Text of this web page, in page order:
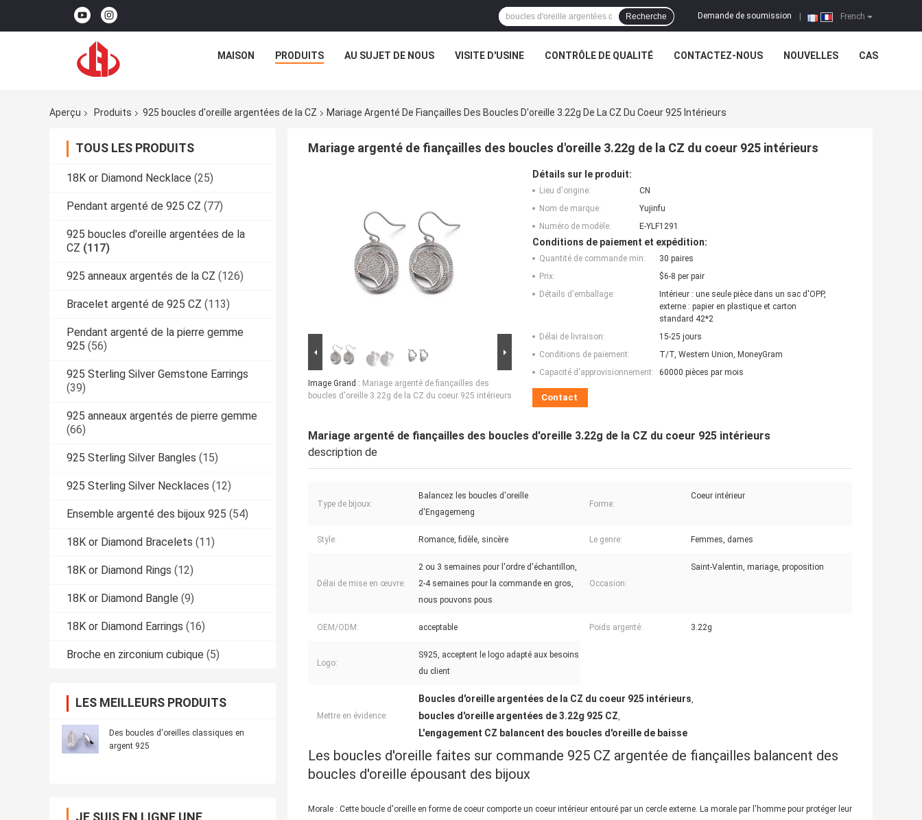
French
Demande de soumission
Recherche
MAISON PRODUITS AU SUJET DE NOUS VISITE D'USINE CONTRÔLE DE QUALITÉ CONTACTEZ-NOUS NOUVELLES CAS
Aperçu Produits 925 boucles d'oreille argentées de la CZ Mariage Argenté De Fiançailles Des Boucles D'oreille 3.22g De La CZ Du Coeur 925 Intérieurs
TOUS LES PRODUITS
18K or Diamond Necklace (25)
Pendant argenté de 925 CZ (77)
925 boucles d'oreille argentées de la
CZ (117)
925 anneaux argentés de la CZ (126)
Bracelet argenté de 925 CZ (113)
Pendant argenté de la pierre gemme
925 (56)
925 Sterling Silver Gemstone Earrings
(39)
925 anneaux argentés de pierre gemme
(66)
925 Sterling Silver Bangles (15)
925 Sterling Silver Necklaces (12)
Ensemble argenté des bijoux 925 (54)
18K or Diamond Bracelets (11)
18K or Diamond Rings (12)
18K or Diamond Bangle (9)
18K or Diamond Earrings (16)
Broche en zirconium cubique (5)
LES MEILLEURS PRODUITS
Des boucles d'oreilles classiques en
argent 925
JE SUIS EN LIGNE UNE
Mariage argenté de fiançailles des boucles d'oreille 3.22g de la CZ du coeur 925 intérieurs
Image Grand : Mariage argenté de fiançailles des
boucles d'oreille 3.22g de la CZ du coeur 925 intérieurs
Détails sur le produit:
Lieu d'origine:
CN
Nom de marque:
Yujinfu
Numéro de modèle:
E-YLF1291
Conditions de paiement et expédition:
Quantité de commande min:
30 paires
Prix:
$6-8 per pair
Détails d'emballage:
Intérieur : une seule pièce dans un sac d'OPP,
externe : papier en plastique et carton
standard 42*2
Délai de livraison:
15-25 jours
Conditions de paiement:
T/T, Western Union, MoneyGram
Capacité d'approvisionnement:
60000 pièces par mois
Contact
Mariage argenté de fiançailles des boucles d'oreille 3.22g de la CZ du coeur 925 intérieurs
description de
Type de bijoux:
Balancez les boucles d'oreille
d'Engagemeng
Forme:
Coeur intérieur
Style: Romance, fidèle, sincère Le genre: Femmes, dames
Délai de mise en œuvre:
2 ou 3 semaines pour l'ordre d'échantillon,
2-4 semaines pour la commande en gros,
nous pouvons pous
Occasion:
Saint-Valentin, mariage, proposition
OEM/ODM: acceptable Poids argenté: 3.22g
Logo:
S925, acceptent le logo adapté aux besoins
du client
Mettre en évidence:
Boucles d'oreille argentées de la CZ du coeur 925 intérieurs,
boucles d'oreille argentées de 3.22g 925 CZ,
L'engagement CZ balancent des boucles d'oreille de baisse
Les boucles d'oreille faites sur commande 925 CZ argentée de fiançailles balancent des
boucles d'oreille épousant des bijoux
Morale : Cette boucle d'oreille en forme de coeur comporte un coeur intérieur entouré par un cercle externe. La morale par l'homme pour protéger leur